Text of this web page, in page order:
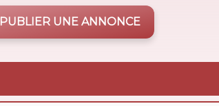
PUBLIER UNE ANNONCE